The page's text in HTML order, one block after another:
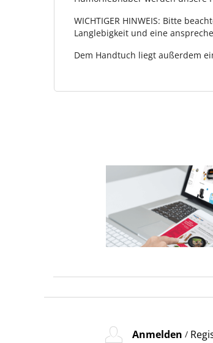
WICHTIGER HINWEIS: Bitte
Langlebigkeit und eine
Dem Handtuch liegt außerdem
Anmelden /